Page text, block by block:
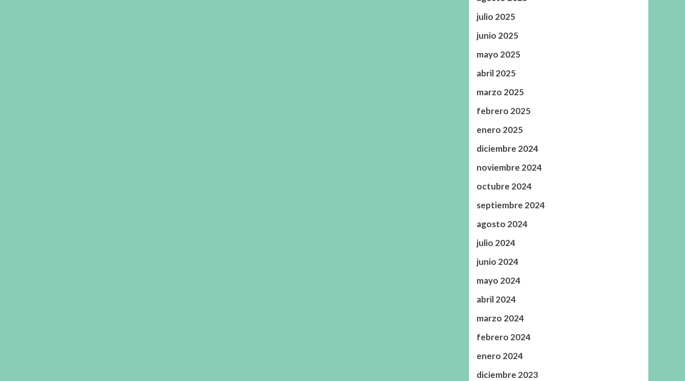
julio 2025
junio 2025
mayo 2025
abril 2025
marzo 2025
febrero 2025
enero 2025
diciembre 2024
noviembre 2024
octubre 2024
septiembre 2024
agosto 2024
julio 2024
junio 2024
mayo 2024
abril 2024
marzo 2024
febrero 2024
enero 2024
diciembre 2023